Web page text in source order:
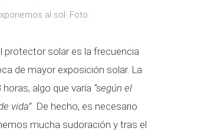
al sol. Foto:
protector solar es la frecuencia
de mayor exposición solar. La
algo que varía “según el
vida”. De hecho, es necesario
mucha sudoración y tras el